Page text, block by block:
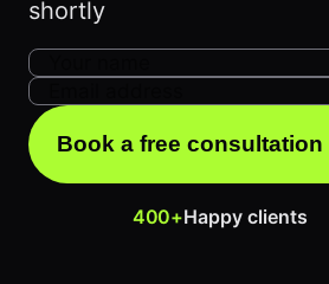
shortly
Book a free consultation
400+Happy clients